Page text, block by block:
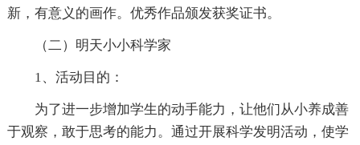
新，有意义的画作。优秀作品颁发获奖证书。
（二）明天小小科学家
1、活动目的：
为了进一步增加学生的动手能力，让他们从小养成善
于观察，敢于思考的能力。通过开展科学发明活动，使学